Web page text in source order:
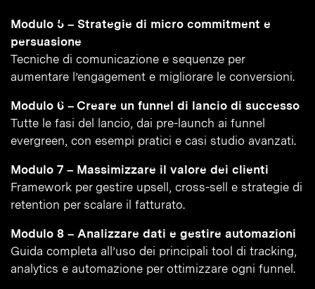
Modulo 5 – Strategie di micro commitment e
persuasione
Tecniche di comunicazione e sequenze per
aumentare l’engagement e migliorare le conversioni.
Modulo 6 – Creare un funnel di lancio di successo
Tutte le fasi del lancio, dai pre-launch ai funnel
evergreen, con esempi pratici e casi studio avanzati.
Modulo 7 – Massimizzare il valore dei clienti
Framework per gestire upsell, cross-sell e strategie di
retention per scalare il fatturato.
Modulo 8 – Analizzare dati e gestire automazioni
Guida completa all’uso dei principali tool di tracking,
analytics e automazione per ottimizzare ogni funnel.